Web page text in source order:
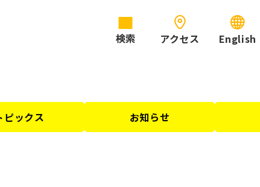
検索 アクセス English
ピックス お知らせ